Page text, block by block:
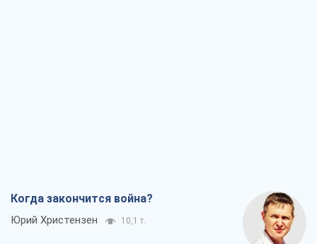
Когда закончится война?
Юрий Христензен 10,1 т.